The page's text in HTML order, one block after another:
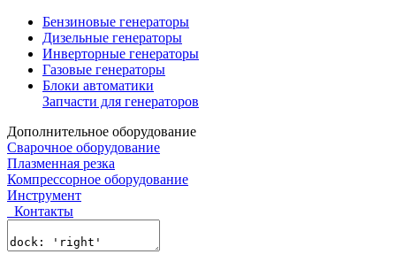
Бензиновые генераторы
Дизельные генераторы
Инверторные генераторы
Газовые генераторы
Блоки автоматики
Запчасти для генераторов
Дополнительное оборудование
Сварочное оборудование
Плазменная резка
Компрессорное оборудование
Инструмент
Контакты